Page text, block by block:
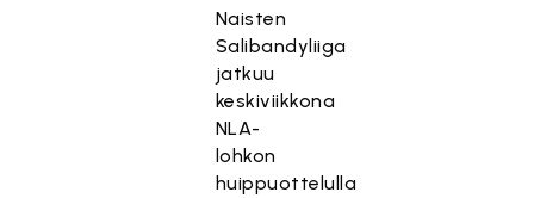
Naisten
Salibandyliiga
jatkuu
keskiviikkona
NLA-
lohkon
huippuottelulla